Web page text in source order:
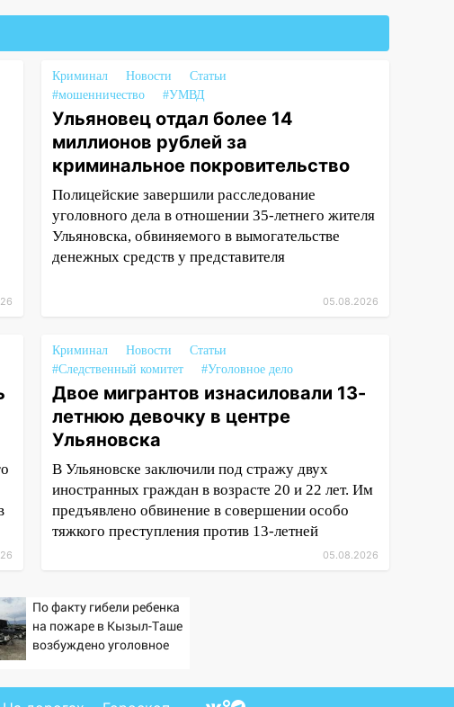
Криминал Новости
Статьи
#мошенничество
#УМВД
Ульяновец отдал более 14
миллионов рублей за
криминальное покровительство
Полицейские завершили расследование
уголовного дела в отношении 35-летнего жителя
Ульяновска, обвиняемого в вымогательстве
денежных средств у представителя
05.08.2026
Криминал Новости
Статьи
#Следственный комитет
#Уголовное дело
Двое мигрантов изнасиловали 13-
летнюю девочку в центре
Ульяновска
В Ульяновске заключили под стражу двух
иностранных граждан в возрасте 20 и 22 лет. Им
предъявлено обвинение в совершении особо
тяжкого преступления против 13-летней
05.08.2026
По факту гибели ребенка
на пожаре в Кызыл-Таше
возбуждено уголовное